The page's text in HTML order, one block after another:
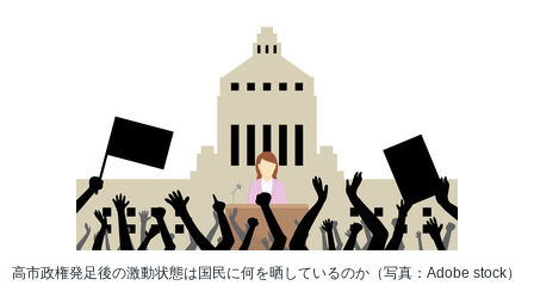
高市政権発足後の激動状態は国民に何を晒しているのか（写真：Adobe stock）